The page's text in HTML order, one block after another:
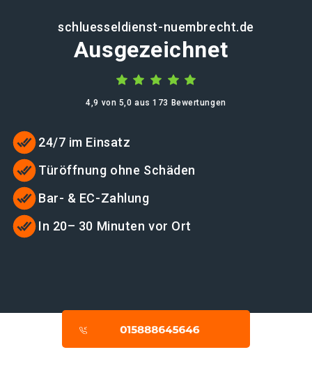
schluesseldienst-nuembrecht.de
Ausgezeichnet
4,9 von 5,0 aus 173 Bewertungen
24/7 im Einsatz
Türöffnung ohne Schäden
Bar- & EC-Zahlung
In 20– 30 Minuten vor Ort